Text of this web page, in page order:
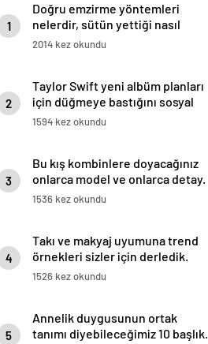
1
Doğru emzirme yöntemleri
nelerdir, sütün yettiği nasıl
anlaşılır?
2014 kez okundu
2
Taylor Swift yeni albüm planları
için düğmeye bastığını sosyal
medyadan duyurdu!
1594 kez okundu
3
Bu kış kombinlere doyacağınız
onlarca model ve onlarca detay.
1536 kez okundu
4
Takı ve makyaj uyumuna trend
örnekleri sizler için derledik.
1526 kez okundu
5
Annelik duygusunun ortak
tanımı diyebileceğimiz 10 başlık.